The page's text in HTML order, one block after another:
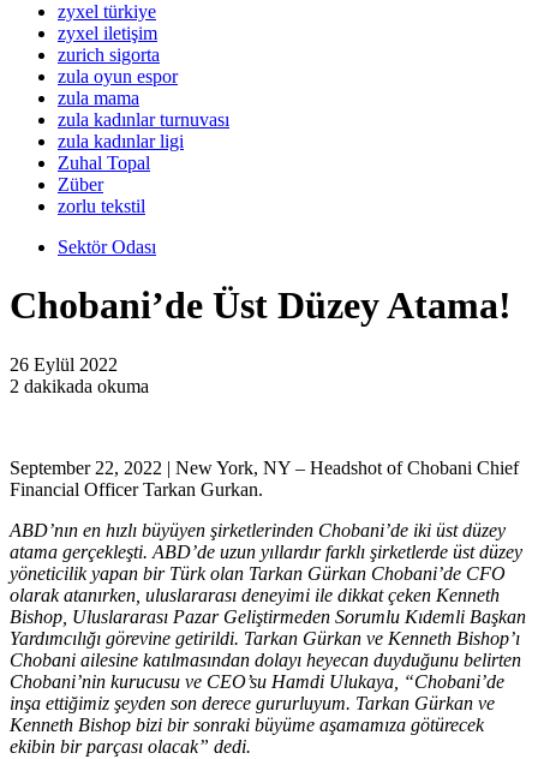
zyxel türkiye
zyxel iletişim
zurich sigorta
zula oyun espor
zula mama
zula kadınlar turnuvası
zula kadınlar ligi
Zuhal Topal
Züber
zorlu tekstil
Sektör Odası
Chobani’de Üst Düzey Atama!
26 Eylül 2022
2 dakikada okuma
September 22, 2022 | New York, NY – Headshot of Chobani Chief
Financial Officer Tarkan Gurkan.
ABD’nın en hızlı büyüyen şirketlerinden Chobani’de iki üst düzey
atama gerçekleşti. ABD’de uzun yıllardır farklı şirketlerde üst düzey
yöneticilik yapan bir Türk olan Tarkan Gürkan Chobani’de CFO
olarak atanırken, uluslararası deneyimi ile dikkat çeken Kenneth
Bishop, Uluslararası Pazar Geliştirmeden Sorumlu Kıdemli Başkan
Yardımcılığı görevine getirildi. Tarkan Gürkan ve Kenneth Bishop’ı
Chobani ailesine katılmasından dolayı heyecan duyduğunu belirten
Chobani’nin kurucusu ve CEO’su Hamdi Ulukaya, “Chobani’de
inşa ettiğimiz şeyden son derece gururluyum. Tarkan Gürkan ve
Kenneth Bishop bizi bir sonraki büyüme aşamamıza götürecek
ekibin bir parçası olacak” dedi.